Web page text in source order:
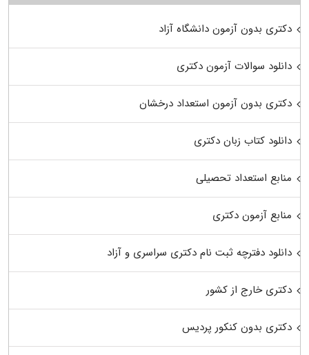
دکتری بدون آزمون دانشگاه آزاد
دانلود سوالات آزمون دکتری
دکتری بدون آزمون استعداد درخشان
دانلود کتاب زبان دکتری
منابع استعداد تحصیلی
منابع آزمون دکتری
دانلود دفترچه ثبت نام دکتری سراسری و آزاد
دکتری خارج از کشور
دکتری بدون کنکور پردیس